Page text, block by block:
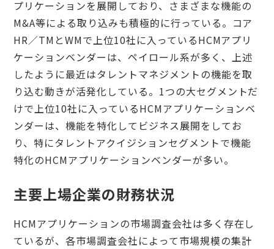
プリケーションを展開しており、さまざまな機能の
M&A等による取り込みも積極的に行っている。コア
HR／TMとWMで上位10社に入っているHCMアプリ
ケーションベンダーは、ペイロール系が多く、上述
したように最近はタレントマネジメントの機能を取
り込む動きが活発化している。1つの大セグメントだ
けで上位10社に入っているHCMアプリケーションベ
ンダーは、機能を特化してビジネス展開をしてお
り、特にタレントアクイジションセグメントで機能
特化のHCMアプリケーションベンダーが多い。
主要上場企業の財務状況
HCMアプリケーションの市場調査会社は多く存在し
ているが、各市場調査会社によって市場規模の集計